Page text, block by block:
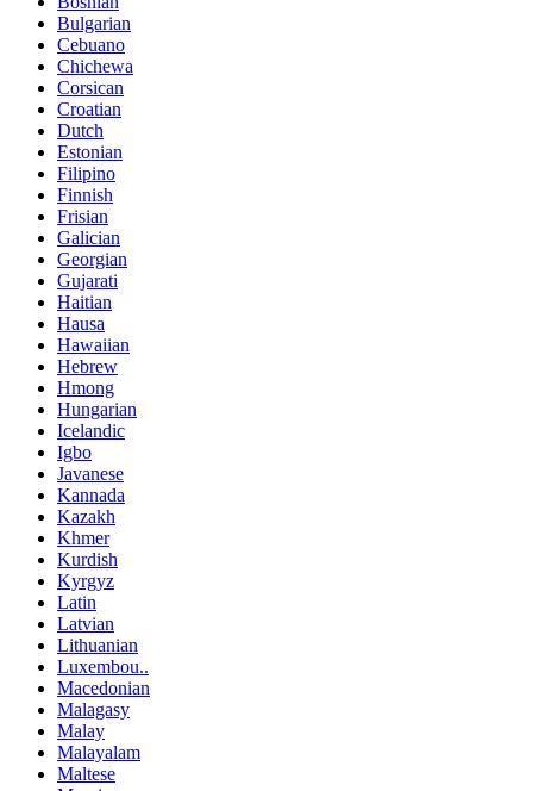
Bulgarian
Cebuano
Chichewa
Corsican
Croatian
Dutch
Estonian
Filipino
Finnish
Frisian
Galician
Georgian
Gujarati
Haitian
Hausa
Hawaiian
Hebrew
Hmong
Hungarian
Icelandic
Igbo
Javanese
Kannada
Kazakh
Khmer
Kurdish
Kyrgyz
Latin
Latvian
Lithuanian
Luxembou..
Macedonian
Malagasy
Malay
Malayalam
Maltese